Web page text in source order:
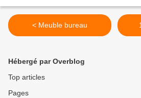
< Meuble bureau
Hébergé par Overblog
Top articles
Pages